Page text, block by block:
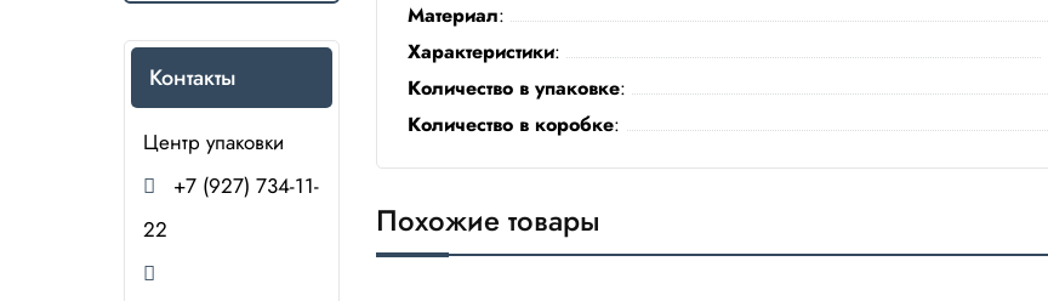
Контакты
Центр упаковки
+7 (927) 734-11-
22
Материал:
Характеристики:
Количество в упаковке:
Количество в коробке:
Похожие товары